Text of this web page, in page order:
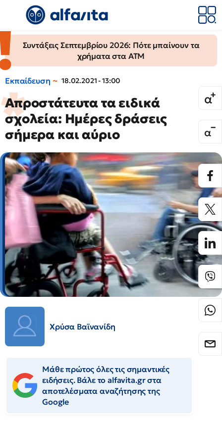
Συντάξεις Σεπτεμβρίου 2026: Πότε μπαίνουν τα
χρήματα στα ΑΤΜ
Εκπαίδευση 18.02.2021 - 13:00
Απροστάτευτα τα ειδικά
σχολεία: Ημέρες δράσεις
σήμερα και αύριο
Χρύσα Βαϊνανίδη
Μάθε πρώτος όλες τις σημαντικές
ειδήσεις. Βάλε το alfavita.gr στα
αποτελέσματα αναζήτησης της
Google